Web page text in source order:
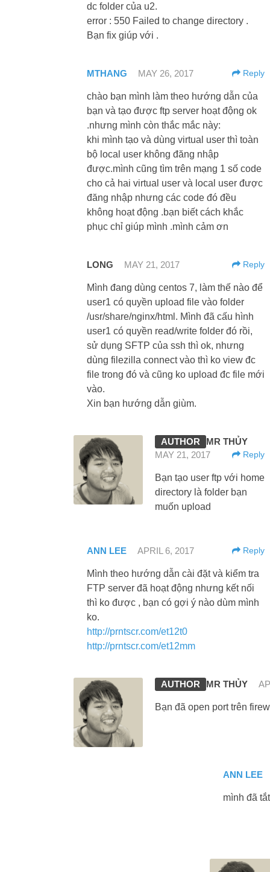
dc folder của u2.
error : 550 Failed to change directory .
Bạn fix giúp với .
MTHANG MAY 26, 2017 Reply
chào bạn mình làm theo hướng dẫn của
bạn và tạo được ftp server hoạt động ok
.nhưng mình còn thắc mắc này:
khi mình tạo và dùng virtual user thì toàn
bộ local user không đăng nhập
được.mình cũng tìm trên mạng 1 số code
cho cả hai virtual user và local user được
đăng nhập nhưng các code đó đều
không hoạt động .bạn biết cách khắc
phục chỉ giúp mình .mình cảm ơn
LONG MAY 21, 2017 Reply
Mình đang dùng centos 7, làm thế nào để
user1 có quyền upload file vào folder
/usr/share/nginx/html. Mình đã cấu hình
user1 có quyền read/write folder đó rồi,
sử dụng SFTP của ssh thì ok, nhưng
dùng filezilla connect vào thì ko view đc
file trong đó và cũng ko upload đc file mới
vào.
Xin bạn hướng dẫn giùm.
MR THỦY
MAY 21, 2017
Reply
Bạn tạo user ftp với home
directory là folder bạn
muốn upload
ANN LEE APRIL 6, 2017 Reply
Mình theo hướng dẫn cài đặt và kiểm tra
FTP server đã hoạt động nhưng kết nối
thì ko được , bạn có gợi ý nào dùm mình
ko.
http://prntscr.com/et12t0
http://prntscr.com/et12mm
MR THỦY
Bạn đã open port trên
ANN LEE
mình đã